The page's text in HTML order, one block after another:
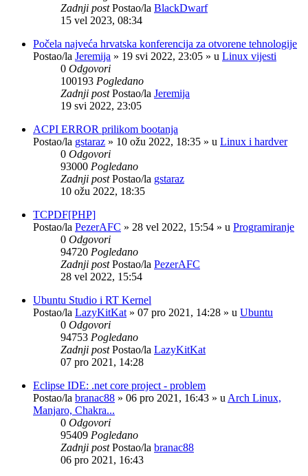
Zadnji postPostao/la BlackDwarf
15 vel 2023, 08:34
Počela najveća hrvatska konferencija za otvorene tehnologije
Postao/la Jeremija » 19 svi 2022, 23:05 » u Linux vijesti
0 Odgovori
100193 Pogledano
Zadnji postPostao/la Jeremija
19 svi 2022, 23:05
ACPI ERROR prilikom bootanja
Postao/la gstaraz » 10 ožu 2022, 18:35 » u Linux i hardver
0 Odgovori
93000 Pogledano
Zadnji postPostao/la gstaraz
10 ožu 2022, 18:35
TCPDF[PHP]
Postao/la PezerAFC » 28 vel 2022, 15:54 » u Programiranje
0 Odgovori
94720 Pogledano
Zadnji postPostao/la PezerAFC
28 vel 2022, 15:54
Ubuntu Studio i RT Kernel
Postao/la LazyKitKat » 07 pro 2021, 14:28 » u Ubuntu
0 Odgovori
94753 Pogledano
Zadnji postPostao/la LazyKitKat
07 pro 2021, 14:28
Eclipse IDE: .net core project - problem
Postao/la branac88 » 06 pro 2021, 16:43 » u Arch Linux,
Manjaro, Chakra...
0 Odgovori
95409 Pogledano
Zadnji postPostao/la branac88
06 pro 2021, 16:43